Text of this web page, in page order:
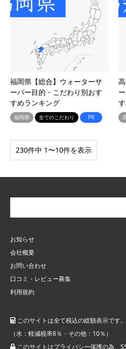
福岡県【総合】ウォーターサ
ーバー目的・こだわり別おす
すめランキング
福岡県 全てのこだわり PR
230件中 1〜10件を表示
お知らせ
会社概要
お問い合わせ
口コミ・レビュー募集
利用規約
このサイトは全て税込の総額表示です。
（水：軽減税率8％・その他：10％）
このサイトはプライバシー保護の為、